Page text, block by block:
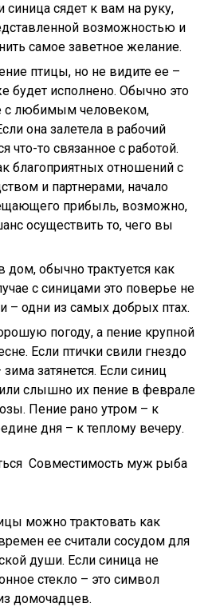
синица сядет к вам на руку,
возможностью и
самое заветное желание.
птицы, но не видите ее –
будет исполнено. Обычно это
с любимым человеком,
она залетела в рабочий
что-то связанное с работой.
благоприятных отношений с
и партнерами, начало
прибыль, возможно,
осуществить то, чего вы
дом, обычно трактуется как
с синицами это поверье не
– одни из самых добрых птах.
погоду, а пение крупной
Если птички свили гнездо
затянется. Если синиц
слышно их пение в феврале
Пение рано утром – к
дня – к теплому вечеру.
Совместимость муж рыба
можно трактовать как
ее считали сосудом для
души. Если синица не
стекло – это символ
домочадцев.